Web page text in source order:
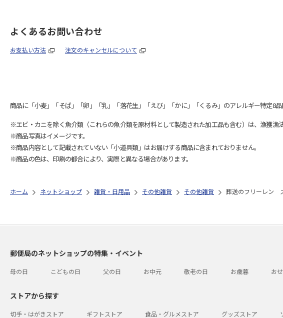
よくあるお問い合わせ
お支払い方法 注文のキャンセルについて
商品に「小麦」「そば」「卵」「乳」「落花生」「えび」「かに」「くるみ」のアレルギー特定8品
※エビ・カニを除く魚介類（これらの魚介類を原材料として製造された加工品も含む）は、漁獲漁
※商品写真はイメージです。
※商品内容として記載されていない「小道具類」はお届けする商品に含まれておりません。
※商品の色は、印刷の都合により、実際と異なる場合があります。
ホーム ネットショップ 雑貨・日用品 その他雑貨 その他雑貨 葬送のフリーレン
郵便局のネットショップの特集・イベント
母の日 こどもの日 父の日 お中元 敬老の日 お歳暮 お
ストアから探す
切手・はがきストア ギフトストア 食品・グルメストア グッズストア